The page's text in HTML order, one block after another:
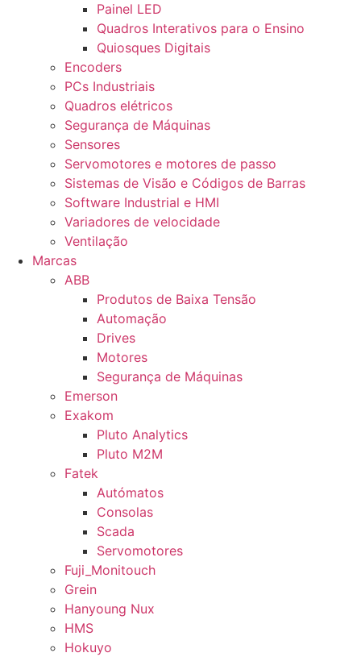
Painel LED
Quadros Interativos para o Ensino
Quiosques Digitais
Encoders
PCs Industriais
Quadros elétricos
Segurança de Máquinas
Sensores
Servomotores e motores de passo
Sistemas de Visão e Códigos de Barras
Software Industrial e HMI
Variadores de velocidade
Ventilação
Marcas
ABB
Produtos de Baixa Tensão
Automação
Drives
Motores
Segurança de Máquinas
Emerson
Exakom
Pluto Analytics
Pluto M2M
Fatek
Autómatos
Consolas
Scada
Servomotores
Fuji_Monitouch
Grein
Hanyoung Nux
HMS
Hokuyo